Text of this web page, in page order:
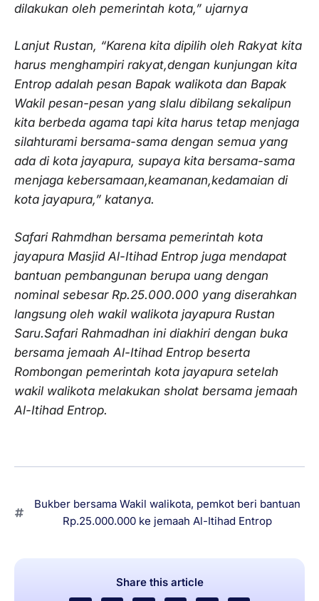
dilakukan oleh pemerintah kota,” ujarnya
Lanjut Rustan, “Karena kita dipilih oleh Rakyat kita
harus menghampiri rakyat,dengan kunjungan kita
Entrop adalah pesan Bapak walikota dan Bapak
Wakil pesan-pesan yang slalu dibilang sekalipun
kita berbeda agama tapi kita harus tetap menjaga
silahturami bersama-sama dengan semua yang
ada di kota jayapura, supaya kita bersama-sama
menjaga kebersamaan,keamanan,kedamaian di
kota jayapura,” katanya.
Safari Rahmdhan bersama pemerintah kota
jayapura Masjid Al-Itihad Entrop juga mendapat
bantuan pembangunan berupa uang dengan
nominal sebesar Rp.25.000.000 yang diserahkan
langsung oleh wakil walikota jayapura Rustan
Saru.Safari Rahmadhan ini diakhiri dengan buka
bersama jemaah Al-Itihad Entrop beserta
Rombongan pemerintah kota jayapura setelah
wakil walikota melakukan sholat bersama jemaah
Al-Itihad Entrop.
Bukber bersama Wakil walikota, pemkot beri bantuan
Rp.25.000.000 ke jemaah Al-Itihad Entrop
Share this article